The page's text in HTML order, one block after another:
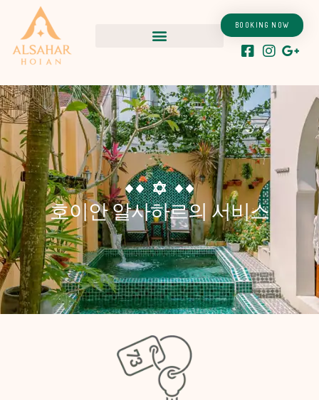
너
뛰
기
BOOKING NOW
호이안 알사하르의 서비스